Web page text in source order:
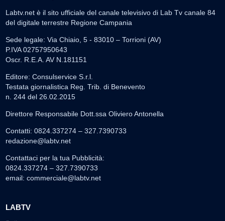
Labtv.net è il sito ufficiale del canale televisivo di Lab Tv canale 84
del digitale terrestre Regione Campania
Sede legale: Via Chiaio, 5 - 83010 – Torrioni (AV)
P.IVA 02757950643
Oscr. R.E.A. AV N.181151
Editore: Consulservice S.r.l.
Testata giornalistica Reg. Trib. di Benevento
n. 244 del 26.02.2015
Direttore Responsabile Dott.ssa Oliviero Antonella
Contatti: 0824.337274 – 327.7390733
redazione@labtv.net
Contattaci per la tua Pubblicità:
0824.337274 – 327.7390733
email: commerciale@labtv.net
LABTV